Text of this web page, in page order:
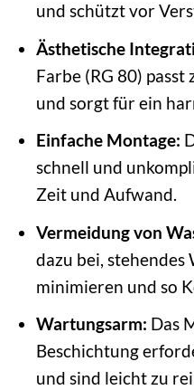
und schützt vor
Ästhetische
Farbe (RG 80) passt
und sorgt für ein
Einfache Montage:
schnell und
Zeit und Aufwand.
Vermeidung von
dazu bei, stehendes
minimieren und so
Wartungsarm: Das
Beschichtung
und sind leicht zu